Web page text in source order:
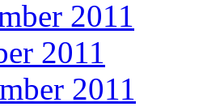
2011
2011
2011